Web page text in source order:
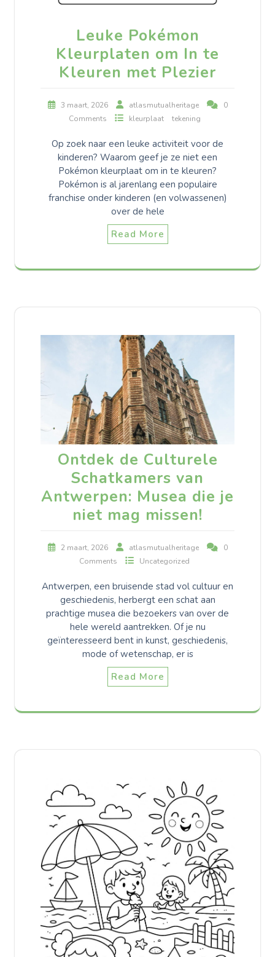
Leuke Pokémon
Kleurplaten om In te
Kleuren met Plezier
3 maart, 2026 atlasmutualheritage
0
Comments
kleurplaat tekening
Op zoek naar een leuke activiteit voor de
kinderen? Waarom geef je ze niet een
Pokémon kleurplaat om in te kleuren?
Pokémon is al jarenlang een populaire
franchise onder kinderen (en volwassenen)
over de hele
Read More
Ontdek de Culturele
Schatkamers van
Antwerpen: Musea die je
niet mag missen!
2 maart, 2026 atlasmutualheritage
0
Comments
Uncategorized
Antwerpen, een bruisende stad vol cultuur en
geschiedenis, herbergt een schat aan
prachtige musea die bezoekers van over de
hele wereld aantrekken. Of je nu
geïnteresseerd bent in kunst, geschiedenis,
mode of wetenschap, er is
Read More